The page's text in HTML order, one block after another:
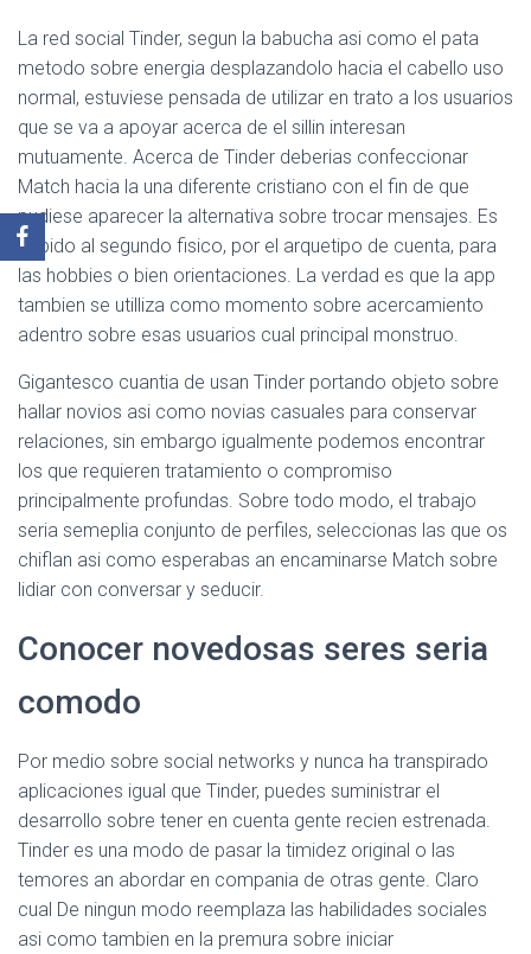
La red social Tinder, segun la babucha asi­ como el pata
metodo sobre energia desplazandolo hacia el cabello uso
normal, estuviese pensada de utilizar en trato a los usuarios
que se va a apoyar acerca de el sillin interesan
mutuamente. Acerca de Tinder deberias confeccionar
Match hacia la una diferente cristiano con el fin de que
pudiese aparecer la alternativa sobre trocar mensajes. Es
debido al segundo fisico, por el arquetipo de cuenta, para
las hobbies o bien orientaciones. La verdad es que la app
tambien se utilliza como momento sobre acercamiento
adentro sobre esas usuarios cual principal monstruo.
Gigantesco cuanti­a de usan Tinder portando objeto sobre
hallar novios asi­ como novias casuales para conservar
relaciones, sin embargo igualmente podemos encontrar
los que requieren tratamiento o compromiso
principalmente profundas. Sobre todo modo, el trabajo
seri­a semeplia conjunto de perfiles, seleccionas las que os
chiflan asi­ como esperabas an encaminarse Match sobre
lidiar con conversar y seducir.
Conocer novedosas seres seri­a
comodo
Por medio sobre social networks y nunca ha transpirado
aplicaciones igual que Tinder, puedes suministrar el
desarrollo sobre tener en cuenta gente recien estrenada.
Tinder es una modo de pasar la timidez original o las
temores an abordar en compania de otras gente. Claro
cual De ningun modo reemplaza las habilidades sociales
asi­ como tambien en la premura sobre iniciar